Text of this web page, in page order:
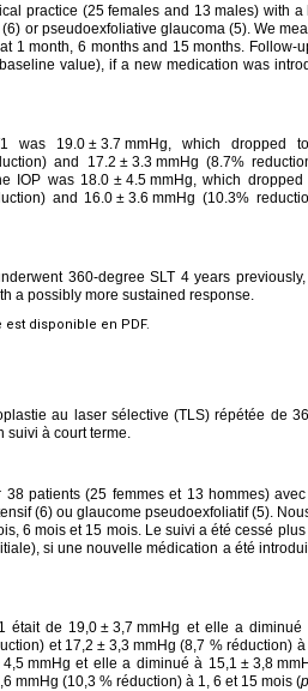
practice (25 females and 13 males) with
or pseudoexfoliative glaucoma (5). We
1 month, 6 months and 15 months. Follow-
value), if a new medication was
was 19.0 ± 3.7 mmHg, which dropped
and 17.2 ± 3.3 mmHg (8.7%
IOP was 18.0 ± 4.5 mmHg, which
and 16.0 ± 3.6 mmHg (10.3%
360-degree SLT 4 years
a possibly more sustained response.
disponible en PDF.
au laser sélective (TLS) répétée de
à court terme.
patients (25 femmes et 13 hommes)
(6) ou glaucome pseudoexfoliatif (5).
6 mois et 15 mois. Le suivi a été cessé
si une nouvelle médication a été
était de 19,0 ± 3,7 mmHg et elle a diminué
et 17,2 ± 3,3 mmHg (8,7 % réduction)
4,5 mmHg et elle a diminué à 15,1 ± 3,8
mmHg (10,3 % réduction) à 1, 6 et 15 mois (p